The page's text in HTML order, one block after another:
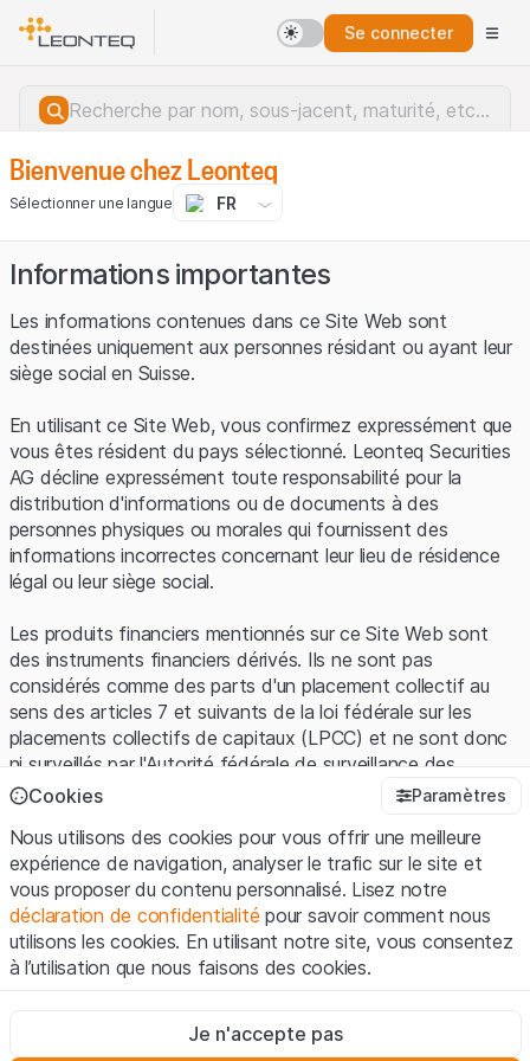
Se connecter
Erreur du serveur.
Bienvenue chez Leonteq
Sélectionner une langue FR
Informations importantes
Les informations contenues dans ce Site Web sont
destinées uniquement aux personnes résidant ou ayant leur
siège social en Suisse.
En utilisant ce Site Web, vous confirmez expressément que
vous êtes résident du pays sélectionné. Leonteq Securities
AG décline expressément toute responsabilité pour la
distribution d'informations ou de documents à des
personnes physiques ou morales qui fournissent des
informations incorrectes concernant leur lieu de résidence
légal ou leur siège social.
Les produits financiers mentionnés sur ce Site Web sont
des instruments financiers dérivés. Ils ne sont pas
considérés comme des parts d'un placement collectif au
sens des articles 7 et suivants de la loi fédérale sur les
placements collectifs de capitaux (LPCC) et ne sont donc
ni surveillés par l'Autorité fédérale de surveillance des
marchés financiers (FINMA) ni enregistrés auprès de la
protection spécifique des investisseurs prévue par la LPCC.
Conditions d'utilisation et informations juridiques
En utilisant le Site Web de Leonteq Securities AG (ci-après
"Site Web"), vous confirmez que vous avez compris et que
vous acceptez les informations juridiques, les notes
vous n'acceptez pas les Conditions d'utilisation, veuillez-
vous abstenir d'utiliser ce Site Web.
Cookies Paramètres
Nous utilisons des cookies pour vous offrir une meilleure
expérience de navigation, analyser le trafic sur le site et
vous proposer du contenu personnalisé. Lisez notre
déclaration de confidentialité pour savoir comment nous
utilisons les cookies. En utilisant notre site, vous consentez
à l’utilisation que nous faisons des cookies.
Ces cookies sont nécessaires au bon fonctionnement du site
Je n'accepte pas